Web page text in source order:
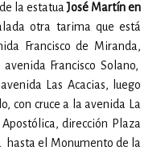
la estatua José Martín en
otra tarima que está
Francisco de Miranda,
Francisco Solano,
Las Acacias, luego
con cruce a la avenida La
dirección Plaza
hasta el Monumento de la